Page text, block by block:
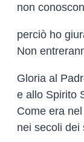
non
perciò ho
Non
Gloria al
e allo Spirito
Come era
nei secoli dei